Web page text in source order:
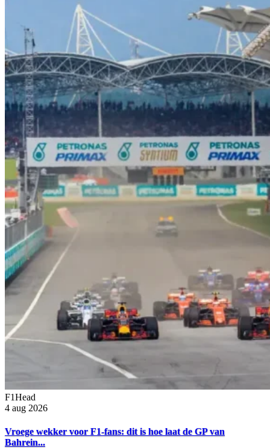
F1Head
4 aug 2026
Vroege wekker voor F1-fans: dit is hoe laat de GP van
Bahrein...